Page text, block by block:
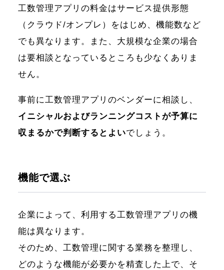
工数管理アプリの料金はサービス提供形態
（クラウド/オンプレ）をはじめ、機能数など
でも異なります。また、大規模な企業の場合
は要相談となっているところも少なくありま
せん。
事前に工数管理アプリのベンダーに相談し、
イニシャルおよびランニングコストが予算に
収まるかで判断するとよいでしょう。
機能で選ぶ
企業によって、利用する工数管理アプリの機
能は異なります。
そのため、工数管理に関する業務を整理し、
どのような機能が必要かを精査した上で、そ